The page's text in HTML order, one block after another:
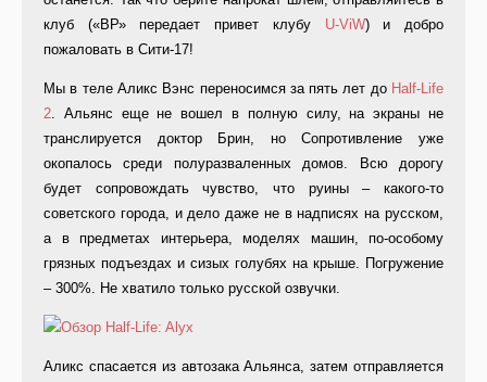
клуб («ВР» передает привет клубу U-ViW) и добро
пожаловать в Сити-17!
Мы в теле Аликс Вэнс переносимся за пять лет до Half-Life
2. Альянс еще не вошел в полную силу, на экраны не
транслируется доктор Брин, но Сопротивление уже
окопалось среди полуразваленных домов. Всю дорогу
будет сопровождать чувство, что руины – какого-то
советского города, и дело даже не в надписях на русском,
а в предметах интерьера, моделях машин, по-особому
грязных подъездах и сизых голубях на крыше. Погружение
– 300%. Не хватило только русской озвучки.
Аликс спасается из автозака Альянса, затем отправляется